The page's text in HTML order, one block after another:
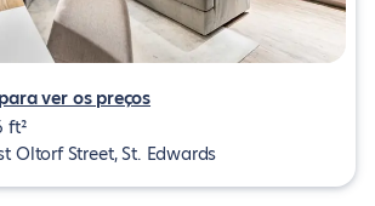
ver os preços
ft²
Oltorf Street, St. Edwards